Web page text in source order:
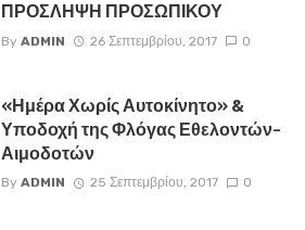
ΠΡΟΣΛΗΨΗ ΠΡΟΣΩΠΙΚΟΥ
By ADMIN 26 Σεπτεμβρίου, 2017 0
«Ημέρα Χωρίς Αυτοκίνητο» &
Υποδοχή της Φλόγας Εθελοντών-
Αιμοδοτών
By ADMIN 25 Σεπτεμβρίου, 2017 0